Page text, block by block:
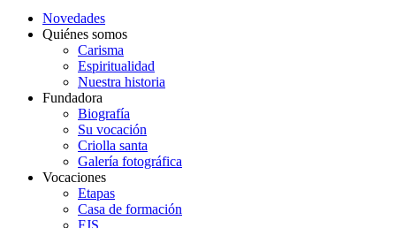
Novedades
Quiénes somos
Carisma
Espiritualidad
Nuestra historia
Fundadora
Biografía
Su vocación
Criolla santa
Galería fotográfica
Vocaciones
Etapas
Casa de formación
FJS